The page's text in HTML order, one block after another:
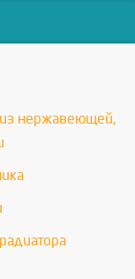
нержавеющей,